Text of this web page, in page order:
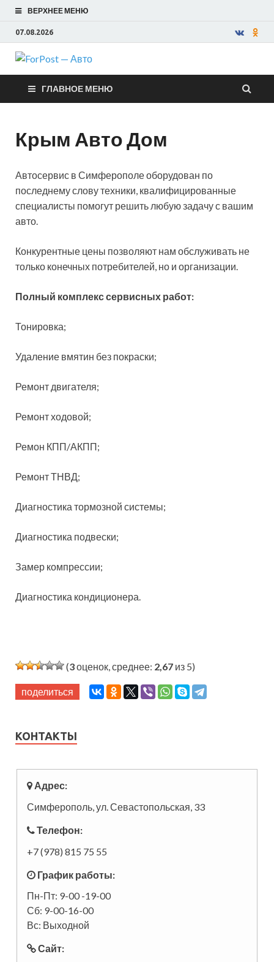
ВЕРХНЕЕ МЕНЮ
07.08.2026
ForPost —
Авто
ГЛАВНОЕ МЕНЮ
Крым Авто Дом
Автосервис в Симферополе оборудован по
последнему слову техники, квалифицированные
специалисты помогут решить любую задачу с вашим
авто.
Конкурентные цены позволяют нам обслуживать не
только конечных потребителей, но и организации.
Полный комплекс сервисных работ:
Тонировка;
Удаление вмятин без покраски;
Ремонт двигателя;
Ремонт ходовой;
Ремон КПП/АКПП;
Ремонт ТНВД;
Диагностика тормозной системы;
Диагностика подвески;
Замер компрессии;
Диагностика кондиционера.
(3оценок, среднее: 2,67 из 5)
поделиться
КОНТАКТЫ
Адрес:
Симферополь, ул. Севастопольская, 33
Телефон:
+7 (978) 815 75 55
График работы:
Пн-Пт: 9-00 -19-00
Сб: 9-00-16-00
Вс: Выходной
Сайт: